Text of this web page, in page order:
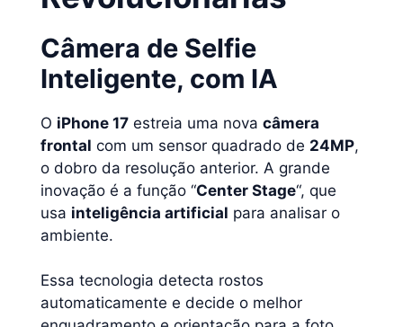
Câmera de Selfie
Inteligente, com IA
O iPhone 17 estreia uma nova câmera
frontal com um sensor quadrado de 24MP,
o dobro da resolução anterior. A grande
inovação é a função “Center Stage“, que
usa inteligência artificial para analisar o
ambiente.
Essa tecnologia detecta rostos
automaticamente e decide o melhor